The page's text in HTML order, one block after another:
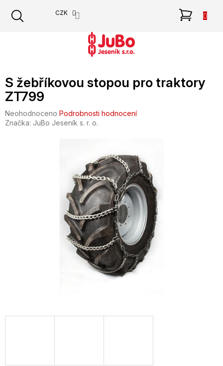
obsah
CZK
S žebříkovou stopou pro traktory
ZT799
Průměrné
hodnocení
Neohodnoceno Podrobnosti hodnocení
Značka: JuBo Jeseník s. r. o.